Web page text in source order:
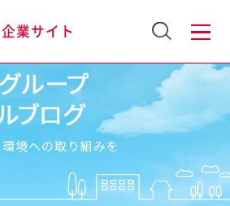
企業サイト